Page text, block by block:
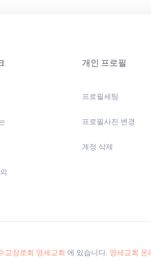
개인 프로필
프로필세팅
프로필사진 변경
계정 삭제
교장로회 영세교회 에 있습니다. 영세교회 온